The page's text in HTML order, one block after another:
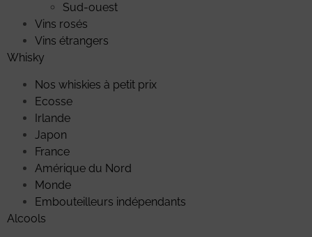
Sud-ouest
Vins rosés
Vins étrangers
Whisky
Nos whiskies à petit prix
Ecosse
Irlande
Japon
France
Amérique du Nord
Monde
Embouteilleurs indépendants
Alcools